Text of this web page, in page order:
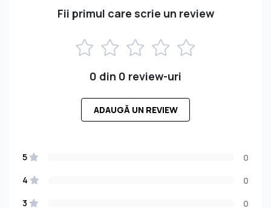
Fii primul care scrie un review
0 din 0 review-uri
ADAUGĂ UN REVIEW
5
0
4
0
3
0